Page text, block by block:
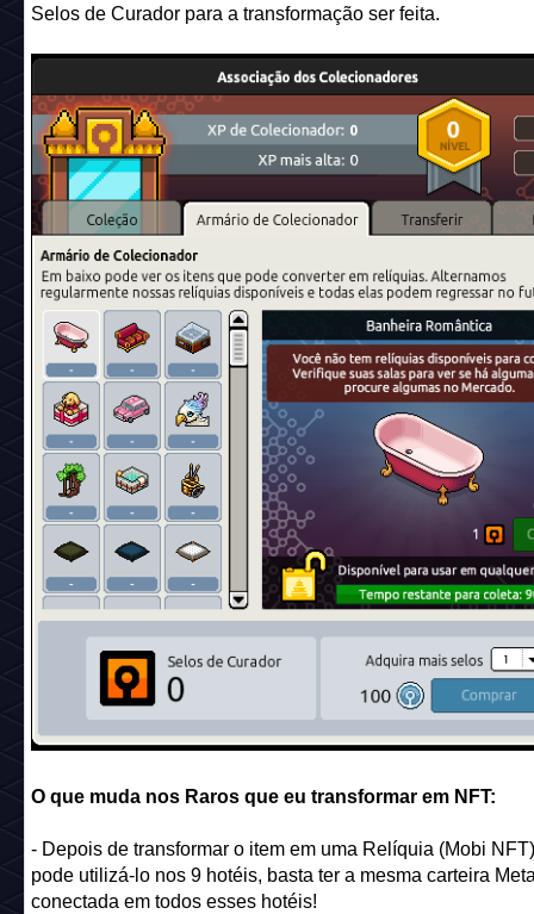
Selos de Curador para a transformação ser feita.
O que muda nos Raros que eu transformar em NFT:
- Depois de transformar o item em uma Relíquia (Mobi
pode utilizá-lo nos 9 hotéis, basta ter a mesma carteira
conectada em todos esses hotéis!